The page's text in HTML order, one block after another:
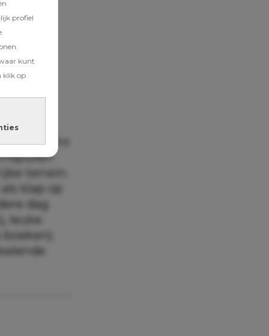
profiel
kunt
klik op
Zafiro
terrein.
klap op
dag
leuke